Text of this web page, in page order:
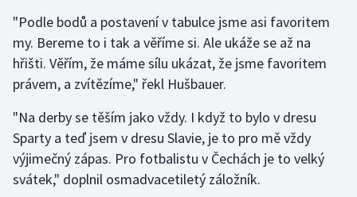
Dostihy
Florbal
Golf
Gymnastika
"Podle bodů a postavení v tabulce jsme asi favoritem
my. Bereme to i tak a věříme si. Ale ukáže se až na
hřišti. Věřím, že máme sílu ukázat, že jsme favoritem
právem, a zvítězíme," řekl Hušbauer.
"Na derby se těším jako vždy. I když to bylo v dresu
Sparty a teď jsem v dresu Slavie, je to pro mě vždy
výjimečný zápas. Pro fotbalistu v Čechách je to velký
svátek," doplnil osmadvacetiletý záložník.